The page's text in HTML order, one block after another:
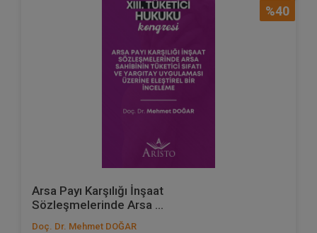
%40
Arsa Payı Karşılığı İnşaat
Sözleşmelerinde Arsa ...
Doç. Dr. Mehmet DOĞAR